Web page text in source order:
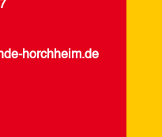
horchheim.de